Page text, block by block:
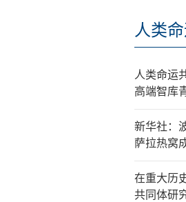
人类
人类命运
高端智库
新华社：
萨拉热窝
在重大历
共同体研